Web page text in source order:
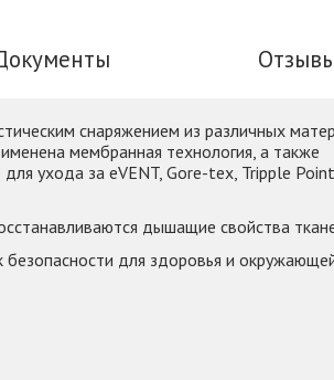
снаряжением из различных
мембранная технология, а также
ухода за eVENT, Gore-tex, Tripple
дышащие свойства
для здоровья и